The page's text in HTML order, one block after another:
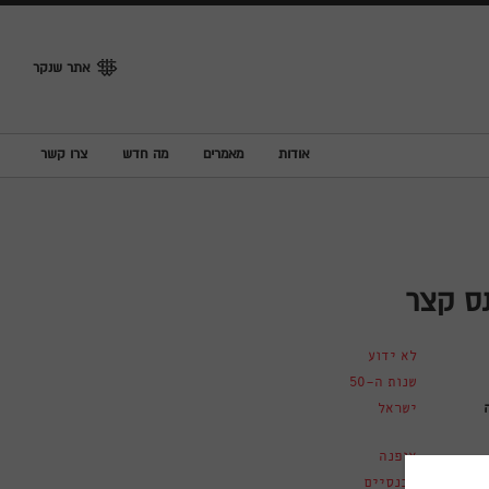
אתר שנקר
אודות מאמרים מה חדש צרו קשר
קצר
לא ידוע
שנות ה-50
ישראל
אופנה
מכנסיים